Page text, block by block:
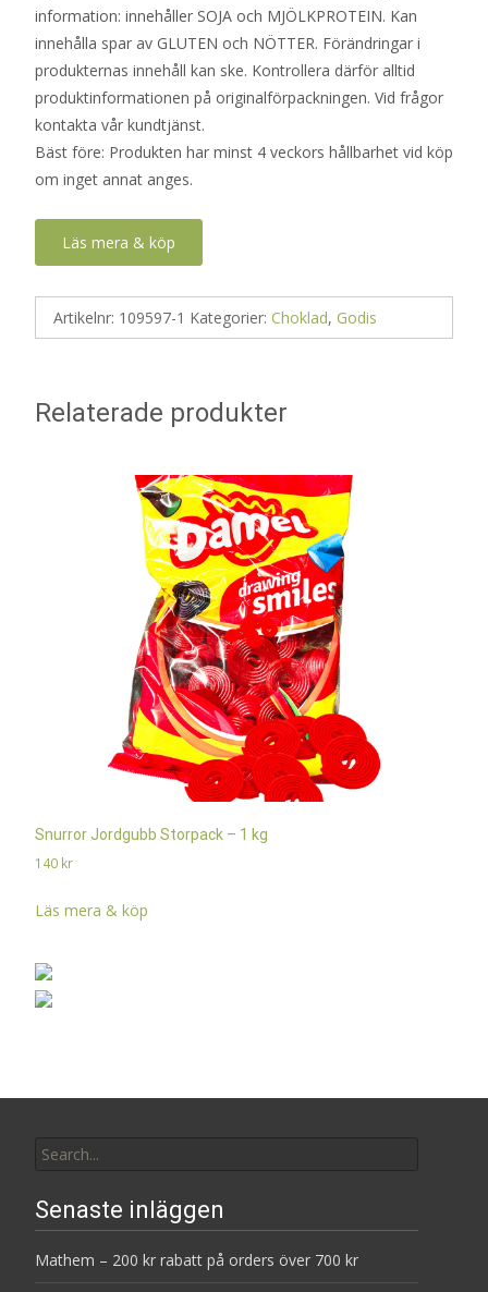
information: innehåller SOJA och MJÖLKPROTEIN. Kan
innehålla spar av GLUTEN och NÖTTER. Förändringar i
produkternas innehåll kan ske. Kontrollera därför alltid
produktinformationen på originalförpackningen. Vid frågor
kontakta vår kundtjänst.
Bäst före: Produkten har minst 4 veckors hållbarhet vid köp
om inget annat anges.
Läs mera & köp
Artikelnr: 109597-1 Kategorier: Choklad, Godis
Relaterade produkter
Snurror Jordgubb Storpack – 1 kg
140 kr
Läs mera & köp
for:
Senaste inläggen
Mathem – 200 kr rabatt på orders över 700 kr